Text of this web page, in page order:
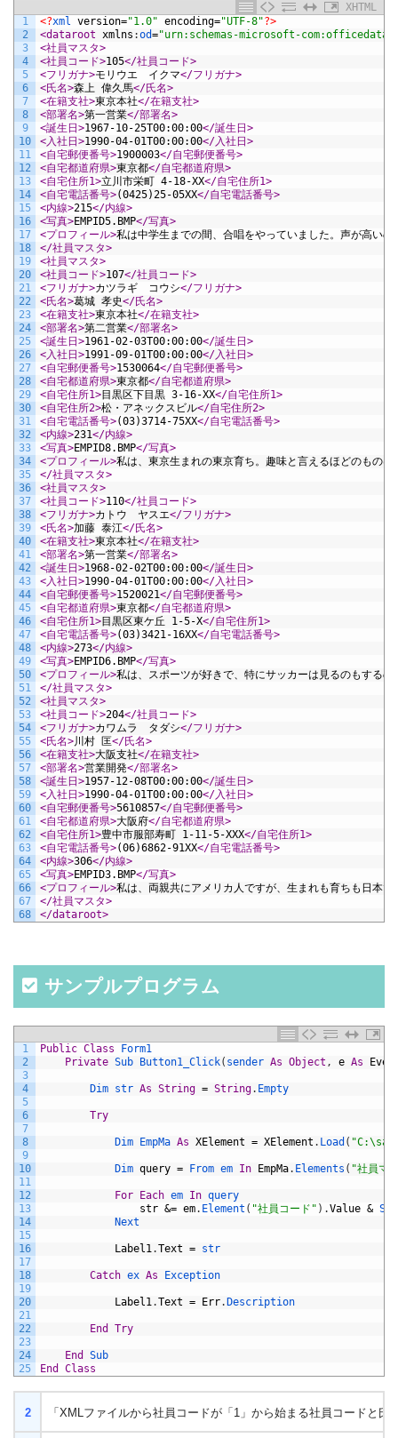
XHTML
1
2
3
4
5
6
7
8
9
10
11
12
13
14
15
16
17
18
19
20
21
22
23
24
25
26
27
28
29
30
31
32
33
34
35
36
37
38
39
40
41
42
43
44
45
46
47
48
49
50
51
52
53
54
55
56
57
58
59
60
61
62
63
64
65
66
67
68
<?xml version="1.0" encoding="UTF-8"?>
<dataroot xmlns :od="urn:schemas-microsoft-com:officedata"
<社員マスタ>
<社員コード>105</社員コード>
<フリガナ>モリウエ　イクマ</フリガナ>
<氏名>森上 偉久馬</氏名>
<在籍支社>東京本社</在籍支社>
<部署名>第一営業</部署名>
<誕生日>1967-10-25T00:00:00</誕生日>
<入社日>1990-04-01T00:00:00</入社日>
<自宅郵便番号>1900003</自宅郵便番号>
<自宅都道府県>東京都</自宅都道府県>
<自宅住所1>立川市栄町 4-18-XX</自宅住所1>
<自宅電話番号>(0425)25-05XX</自宅電話番号>
<内線>215</内線>
<写真>EMPID5.BMP</写真>
<プロフィール>私は中学生までの間、合唱をやっていました。声が高い
</社員マスタ>
<社員マスタ>
<社員コード>107</社員コード>
<フリガナ>カツラギ　コウシ</フリガナ>
<氏名>葛城 孝史</氏名>
<在籍支社>東京本社</在籍支社>
<部署名>第二営業</部署名>
<誕生日>1961-02-03T00:00:00</誕生日>
<入社日>1991-09-01T00:00:00</入社日>
<自宅郵便番号>1530064</自宅郵便番号>
<自宅都道府県>東京都</自宅都道府県>
<自宅住所1>目黒区下目黒 3-16-XX</自宅住所1>
<自宅住所2>松・アネックスビル</自宅住所2>
<自宅電話番号>(03)3714-75XX</自宅電話番号>
<内線>231</内線>
<写真>EMPID8.BMP</写真>
<プロフィール>私は、東京生まれの東京育ち。趣味と言えるほどのもの
</社員マスタ>
<社員マスタ>
<社員コード>110</社員コード>
<フリガナ>カトウ　ヤスエ</フリガナ>
<氏名>加藤 泰江</氏名>
<在籍支社>東京本社</在籍支社>
<部署名>第一営業</部署名>
<誕生日>1968-02-02T00:00:00</誕生日>
<入社日>1990-04-01T00:00:00</入社日>
<自宅郵便番号>1520021</自宅郵便番号>
<自宅都道府県>東京都</自宅都道府県>
<自宅住所1>目黒区東ケ丘 1-5-X</自宅住所1>
<自宅電話番号>(03)3421-16XX</自宅電話番号>
<内線>273</内線>
<写真>EMPID6.BMP</写真>
<プロフィール>私は、スポーツが好きで、特にサッカーは見るのもする
</社員マスタ>
<社員マスタ>
<社員コード>204</社員コード>
<フリガナ>カワムラ　タダシ</フリガナ>
<氏名>川村 匡</氏名>
<在籍支社>大阪支社</在籍支社>
<部署名>営業開発</部署名>
<誕生日>1957-12-08T00:00:00</誕生日>
<入社日>1990-04-01T00:00:00</入社日>
<自宅郵便番号>5610857</自宅郵便番号>
<自宅都道府県>大阪府</自宅都道府県>
<自宅住所1>豊中市服部寿町 1-11-5-XXX</自宅住所1>
<自宅電話番号>(06)6862-91XX</自宅電話番号>
<内線>306</内線>
<写真>EMPID3.BMP</写真>
<プロフィール>私は、両親共にアメリカ人ですが、生まれも育ちも日本
</社員マスタ>
</dataroot>
サンプルプログラム
1
2
3
4
5
6
7
8
9
10
11
12
13
14
15
16
17
18
19
20
21
22
23
24
25
Public Class
Form1
Private Sub Button1_Click( sender As Object , e As
Dim str As String = String. Empty
Try
Dim EmpMa As XElement = XElement . Load (
Dim query = From em In EmpMa. Elements ( "社員マ
For Each em In query
str &= em. Element ( "社員コード" ) .Value &
Next
Label1 .Text = str
Catch ex As Exception
Label1 .Text = Err.Description
End Try
End
Sub
End
Class
2 「XMLファイルから社員コードが「1」から始まる社員コードと